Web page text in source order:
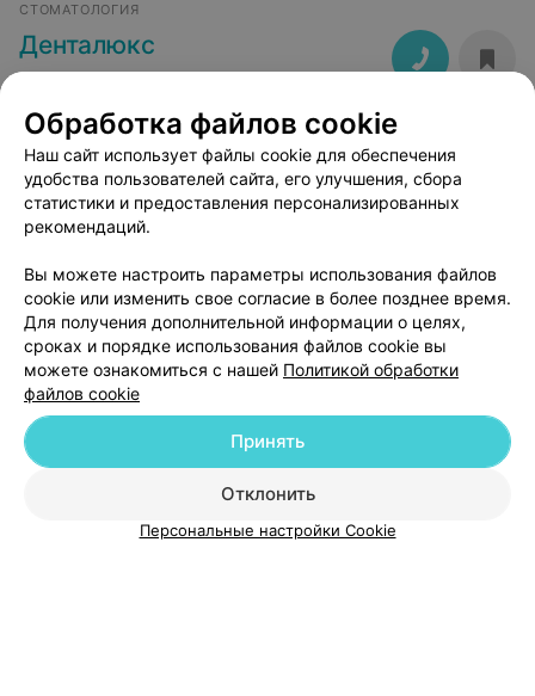
СТОМАТОЛОГИЯ
Денталюкс
Брест, ул. Советской Конституции, 30
Добавить специалиста
О проекте Новости проекта
Размещение рекламы
Медицинский маркетинг
Публичный договор
Пользовательское соглашение
Способы оплаты
Обработка файлов cookie
Наш сайт использует файлы cookie для обеспечения
удобства пользователей сайта, его улучшения, сбора
статистики и предоставления персонализированных
рекомендаций.
Вы можете настроить параметры использования файлов
cookie или изменить свое согласие в более позднее время.
Для получения дополнительной информации о целях,
сроках и порядке использования файлов cookie вы
можете ознакомиться с нашей Политикой обработки
файлов cookie
Отклонить
Принять
Персональные настройки Cookie